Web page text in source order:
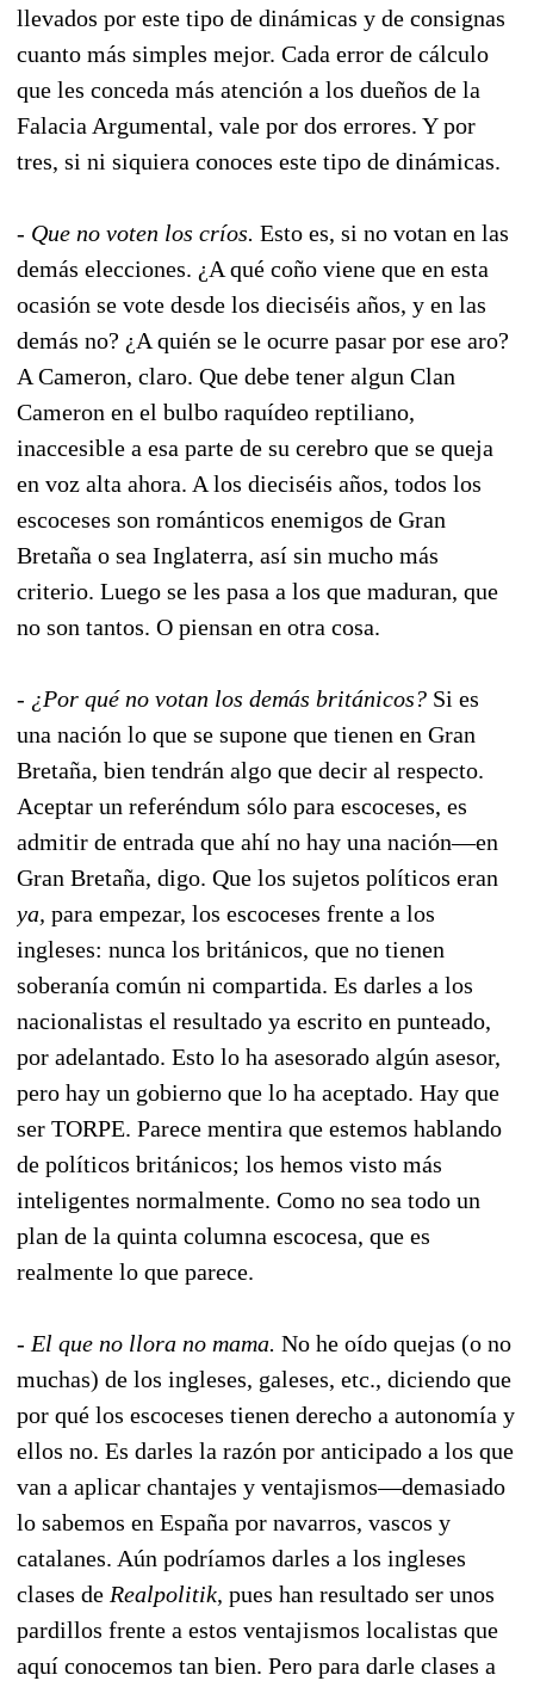
llevados por este tipo de dinámicas y de consignas
cuanto más simples mejor. Cada error de cálculo
que les conceda más atención a los dueños de la
Falacia Argumental, vale por dos errores. Y por
tres, si ni siquiera conoces este tipo de dinámicas.
- Que no voten los críos. Esto es, si no votan en las
demás elecciones. ¿A qué coño viene que en esta
ocasión se vote desde los dieciséis años, y en las
demás no? ¿A quién se le ocurre pasar por ese aro?
A Cameron, claro. Que debe tener algun Clan
Cameron en el bulbo raquídeo reptiliano,
inaccesible a esa parte de su cerebro que se queja
en voz alta ahora. A los dieciséis años, todos los
escoceses son románticos enemigos de Gran
Bretaña o sea Inglaterra, así sin mucho más
criterio. Luego se les pasa a los que maduran, que
no son tantos. O piensan en otra cosa.
- ¿Por qué no votan los demás británicos? Si es
una nación lo que se supone que tienen en Gran
Bretaña, bien tendrán algo que decir al respecto.
Aceptar un referéndum sólo para escoceses, es
admitir de entrada que ahí no hay una nación—en
Gran Bretaña, digo. Que los sujetos políticos eran
ya, para empezar, los escoceses frente a los
ingleses: nunca los británicos, que no tienen
soberanía común ni compartida. Es darles a los
nacionalistas el resultado ya escrito en punteado,
por adelantado. Esto lo ha asesorado algún asesor,
pero hay un gobierno que lo ha aceptado. Hay que
ser TORPE. Parece mentira que estemos hablando
de políticos británicos; los hemos visto más
inteligentes normalmente. Como no sea todo un
plan de la quinta columna escocesa, que es
realmente lo que parece.
- El que no llora no mama. No he oído quejas (o no
muchas) de los ingleses, galeses, etc., diciendo que
por qué los escoceses tienen derecho a autonomía y
ellos no. Es darles la razón por anticipado a los que
van a aplicar chantajes y ventajismos—demasiado
lo sabemos en España por navarros, vascos y
catalanes. Aún podríamos darles a los ingleses
clases de Realpolitik, pues han resultado ser unos
pardillos frente a estos ventajismos localistas que
aquí conocemos tan bien. Pero para darle clases a